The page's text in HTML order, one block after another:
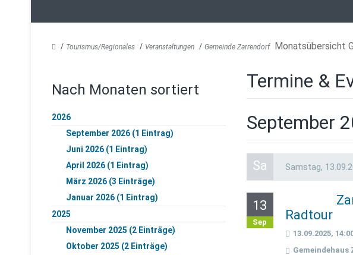
Tourismus/Regionales Veranstaltungen Gemeinde Zarrendorf Monatsübersicht
Termine &
September
Sa Samstag,
13
Sep
Radtour
13.09.2025,
Nach Monaten sortiert
2026
September 2026 (1 Eintrag)
Juni 2026 (1 Eintrag)
April 2026 (1 Eintrag)
März 2026 (3 Einträge)
Januar 2026 (1 Eintrag)
2025
November 2025 (2 Einträge)
Oktober 2025 (2 Einträge)